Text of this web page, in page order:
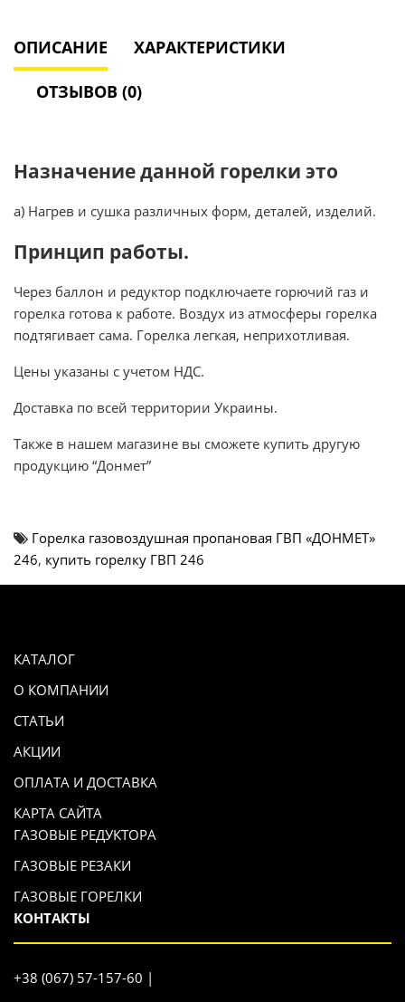
ОПИСАНИЕ ХАРАКТЕРИСТИКИ
ОТЗЫВОВ (0)
Назначение данной горелки это
а) Нагрев и сушка различных форм, деталей, изделий.
Принцип работы.
Через баллон и редуктор подключаете горючий газ и
горелка готова к работе. Воздух из атмосферы горелка
подтягивает сама. Горелка легкая, неприхотливая.
Цены указаны с учетом НДС.
Доставка по всей территории Украины.
Также в нашем магазине вы сможете купить другую
продукцию “Донмет”
Горелка газовоздушная пропановая ГВП «ДОНМЕТ»
246, купить горелку ГВП 246
КАТАЛОГ
О КОМПАНИИ
СТАТЬИ
АКЦИИ
ОПЛАТА И ДОСТАВКА
КАРТА САЙТА
ГАЗОВЫЕ РЕДУКТОРА
ГАЗОВЫЕ РЕЗАКИ
ГАЗОВЫЕ ГОРЕЛКИ
КОНТАКТЫ
+38 (067) 57-157-60 |